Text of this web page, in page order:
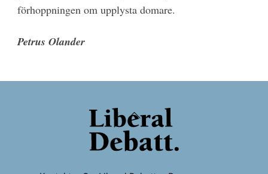
förhoppningen om upplysta domare.
Petrus Olander
Back
To
Top